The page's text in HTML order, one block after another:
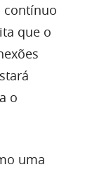
contínuo
que o
o
uma